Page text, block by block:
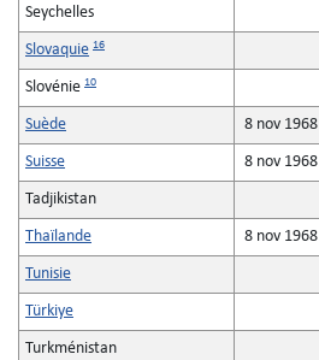
Seychelles
Slovaquie 16
Slovénie 10
Suède 8 nov 1968
Suisse 8 nov 1968
Tadjikistan
Thaïlande 8 nov 1968
Tunisie
Türkiye
Turkménistan